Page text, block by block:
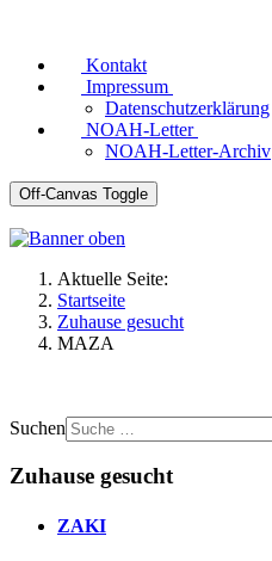
Kontakt
Impressum
Datenschutzerklärung
NOAH-Letter
NOAH-Letter-Archiv
Off-Canvas Toggle
Aktuelle Seite:
Startseite
Zuhause gesucht
MAZA
Suchen
Zuhause gesucht
ZAKI